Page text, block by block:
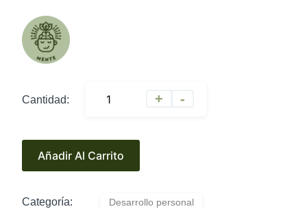
Cantidad: + -
Añadir Al Carrito
Categoría: Desarrollo personal